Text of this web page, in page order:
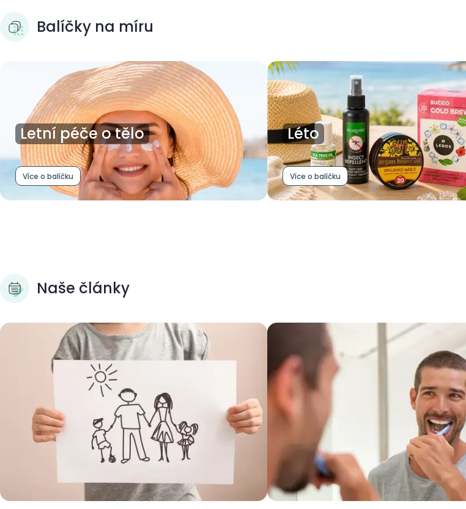
Balíčky na míru
Letní péče o tělo
Více o balíčku
Léto
Více o balíčku
Naše články